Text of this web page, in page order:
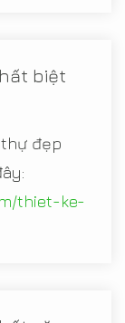
biệt
đẹp
thiet-ke-